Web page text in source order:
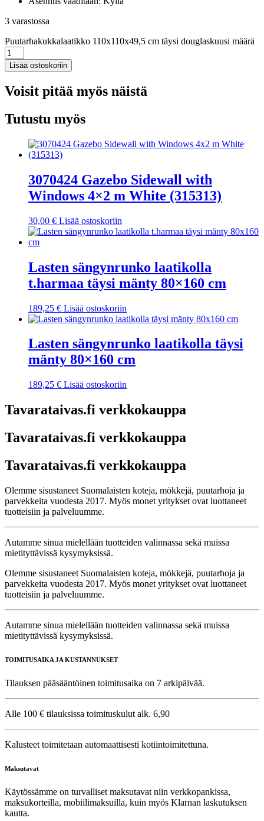
3 varastossa
Puutarhakukkalaatikko 110x110x49,5 cm täysi douglaskuusi määrä
Lisää ostoskoriin
Voisit pitää myös näistä
Tutustu myös
3070424 Gazebo Sidewall with
Windows 4×2 m White (315313)
30,00 € Lisää ostoskoriin
Lasten sängynrunko laatikolla
t.harmaa täysi mänty 80×160 cm
189,25 € Lisää ostoskoriin
Lasten sängynrunko laatikolla täysi
mänty 80×160 cm
189,25 € Lisää ostoskoriin
Tavarataivas.fi verkkokauppa
Tavarataivas.fi verkkokauppa
Tavarataivas.fi verkkokauppa
Olemme sisustaneet Suomalaisten koteja, mökkejä, puutarhoja ja
parvekkeita vuodesta 2017. Myös monet yritykset ovat luottaneet
tuotteisiin ja palveluumme.
Autamme sinua mielellään tuotteiden valinnassa sekä muissa
mietityttävissä kysymyksissä.
Olemme sisustaneet Suomalaisten koteja, mökkejä, puutarhoja ja
parvekkeita vuodesta 2017. Myös monet yritykset ovat luottaneet
tuotteisiin ja palveluumme.
Autamme sinua mielellään tuotteiden valinnassa sekä muissa
mietityttävissä kysymyksissä.
TOIMITUSAIKA JA KUSTANNUKSET
Tilauksen pääsääntöinen toimitusaika on 7 arkipäivää.
Alle 100 € tilauksissa toimituskulut alk. 6,90
Kalusteet toimitetaan automaattisesti kotiintoimitettuna.
Maksutavat
Käytössämme on turvalliset maksutavat niin verkkopankissa,
maksukorteilla, mobiilimaksuilla, kuin myös Klarnan laskutuksen
kautta.